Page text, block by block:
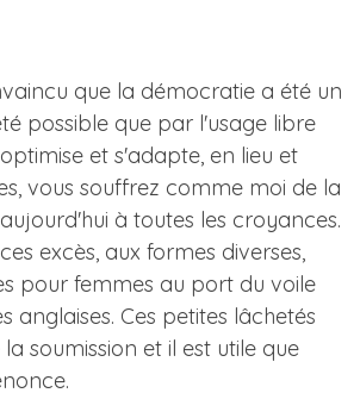
que la démocratie a été un
possible que par l'usage libre
et s'adapte, en lieu et
vous souffrez comme moi de la
à toutes les croyances.
excès, aux formes diverses,
pour femmes au port du voile
anglaises. Ces petites lâchetés
soumission et il est utile que